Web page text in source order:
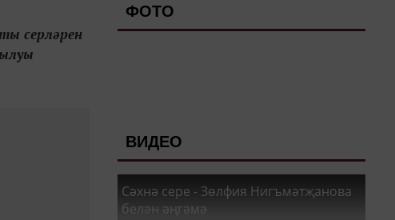
серләрен
ФОТО
ВИДЕО
Сәхнә сере - Зөлфия Нигъмәтҗанова
белән әңгәмә